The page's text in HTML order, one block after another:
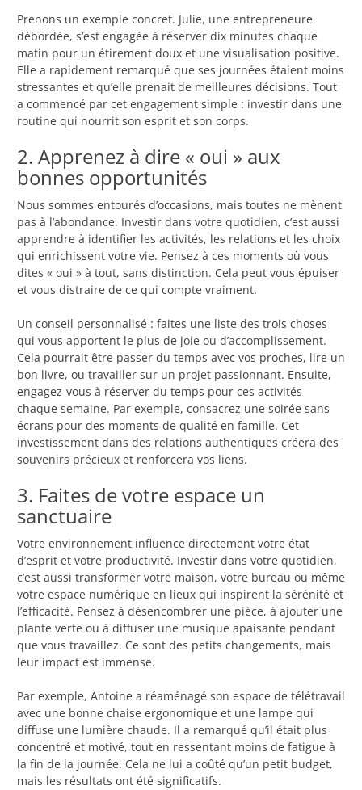
Prenons un exemple concret. Julie, une entrepreneure
débordée, s’est engagée à réserver dix minutes chaque
matin pour un étirement doux et une visualisation positive.
Elle a rapidement remarqué que ses journées étaient moins
stressantes et qu’elle prenait de meilleures décisions. Tout
a commencé par cet engagement simple : investir dans une
routine qui nourrit son esprit et son corps.
2. Apprenez à dire « oui » aux
bonnes opportunités
Nous sommes entourés d’occasions, mais toutes ne mènent
pas à l’abondance. Investir dans votre quotidien, c’est aussi
apprendre à identifier les activités, les relations et les choix
qui enrichissent votre vie. Pensez à ces moments où vous
dites « oui » à tout, sans distinction. Cela peut vous épuiser
et vous distraire de ce qui compte vraiment.
Un conseil personnalisé : faites une liste des trois choses
qui vous apportent le plus de joie ou d’accomplissement.
Cela pourrait être passer du temps avec vos proches, lire un
bon livre, ou travailler sur un projet passionnant. Ensuite,
engagez-vous à réserver du temps pour ces activités
chaque semaine. Par exemple, consacrez une soirée sans
écrans pour des moments de qualité en famille. Cet
investissement dans des relations authentiques créera des
souvenirs précieux et renforcera vos liens.
3. Faites de votre espace un
sanctuaire
Votre environnement influence directement votre état
d’esprit et votre productivité. Investir dans votre quotidien,
c’est aussi transformer votre maison, votre bureau ou même
votre espace numérique en lieux qui inspirent la sérénité et
l’efficacité. Pensez à désencombrer une pièce, à ajouter une
plante verte ou à diffuser une musique apaisante pendant
que vous travaillez. Ce sont des petits changements, mais
leur impact est immense.
Par exemple, Antoine a réaménagé son espace de télétravail
avec une bonne chaise ergonomique et une lampe qui
diffuse une lumière chaude. Il a remarqué qu’il était plus
concentré et motivé, tout en ressentant moins de fatigue à
la fin de la journée. Cela ne lui a coûté qu’un petit budget,
mais les résultats ont été significatifs.